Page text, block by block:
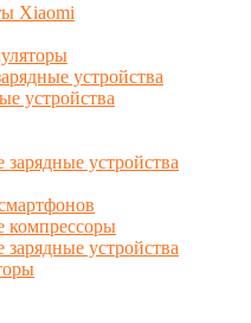
Xiaomi
устройства
устройства
устройства
компрессоры
устройства